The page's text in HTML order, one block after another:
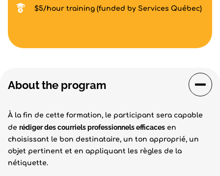
About the program
À la fin de cette formation, le participant sera capable
de rédiger des courriels professionnels efficaces en
choisissant le bon destinataire, un ton approprié, un
objet pertinent et en appliquant les règles de la
nétiquette.
$5/hour training (funded by Services Québec)